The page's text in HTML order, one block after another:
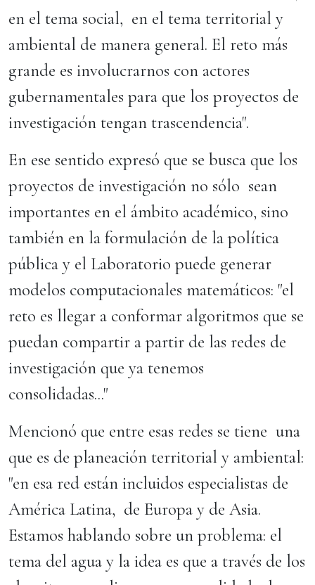
en el tema social, en el tema territorial y
ambiental de manera general. El reto más
grande es involucrarnos con actores
gubernamentales para que los proyectos de
investigación tengan trascendencia".
En ese sentido expresó que se busca que los
proyectos de investigación no sólo sean
importantes en el ámbito académico, sino
también en la formulación de la política
pública y el Laboratorio puede generar
modelos computacionales matemáticos: "el
reto es llegar a conformar algoritmos que se
puedan compartir a partir de las redes de
investigación que ya tenemos
consolidadas..."
Mencionó que entre esas redes se tiene una
que es de planeación territorial y ambiental:
"en esa red están incluidos especialistas de
América Latina, de Europa y de Asia.
Estamos hablando sobre un problema: el
tema del agua y la idea es que a través de los